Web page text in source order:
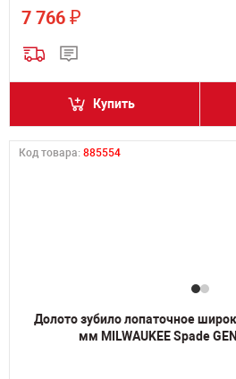
7 766 ₽
Купить
Код товара: 885554
Долото зубило лопаточное
мм MILWAUKEE Spade